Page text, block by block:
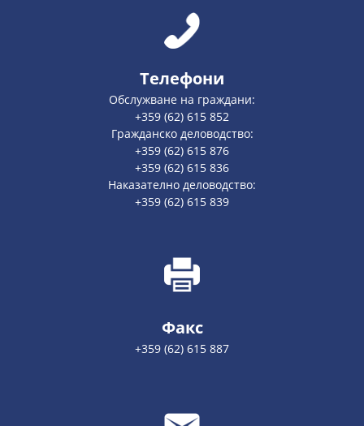
Телефони
Обслужване на граждани:
+359 (62) 615 852
Гражданско деловодство:
+359 (62) 615 876
+359 (62) 615 836
Наказателно деловодство:
+359 (62) 615 839
Факс
+359 (62) 615 887